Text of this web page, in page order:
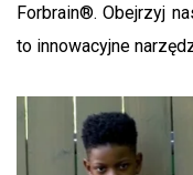
Forbrain®. Obejrzyj
to innowacyjne